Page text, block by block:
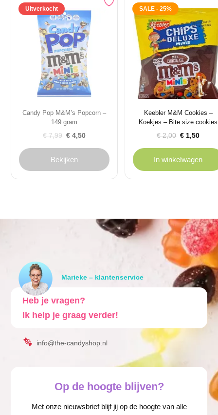
Uitverkocht
Candy Pop M&M’s Popcorn –
149 gram
€7,99
Oorspronkelijke
€ 7,99.
€ 4,50
Huidige
€ 4,50.
Bekijken
SALE - 25%
Keebler M&M Cookies –
Koekjes – Bite size cookies
€2,00
Oorspronkelijke
€ 2,00.
€ 1,50
Huidige
€ 1,50.
In winkelwagen
Marieke – klantenservice
Heb je vragen?
Ik help je graag verder!
info@the-candyshop.nl
Op de hoogte blijven?
Met onze nieuwsbrief blijf jij op de hoogte van alle